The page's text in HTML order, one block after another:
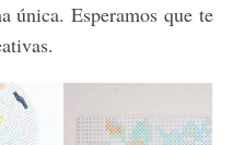
única. Esperamos que te